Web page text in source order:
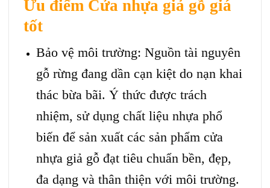
Ưu điểm Cửa nhựa giả gỗ giá
tốt
Bảo vệ môi trường: Nguồn tài nguyên
gỗ rừng đang dần cạn kiệt do nạn khai
thác bừa bãi. Ý thức được trách
nhiệm, sử dụng chất liệu nhựa phổ
biến để sản xuất các sản phẩm cửa
nhựa giả gỗ đạt tiêu chuẩn bền, đẹp,
đa dạng và thân thiện với môi trường.